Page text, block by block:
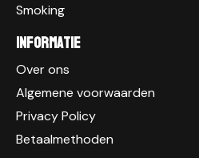
Smoking
Informatie
Over ons
Algemene voorwaarden
Privacy Policy
Betaalmethoden